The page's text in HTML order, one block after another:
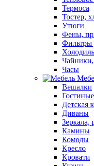
Термоса
Тостер,
Утюги
Фены,
Фильтры
Часы
Вешалки
Гостиные
Детская
Диваны
Зеркала,
Камины
Комоды
Кресло
Кровати